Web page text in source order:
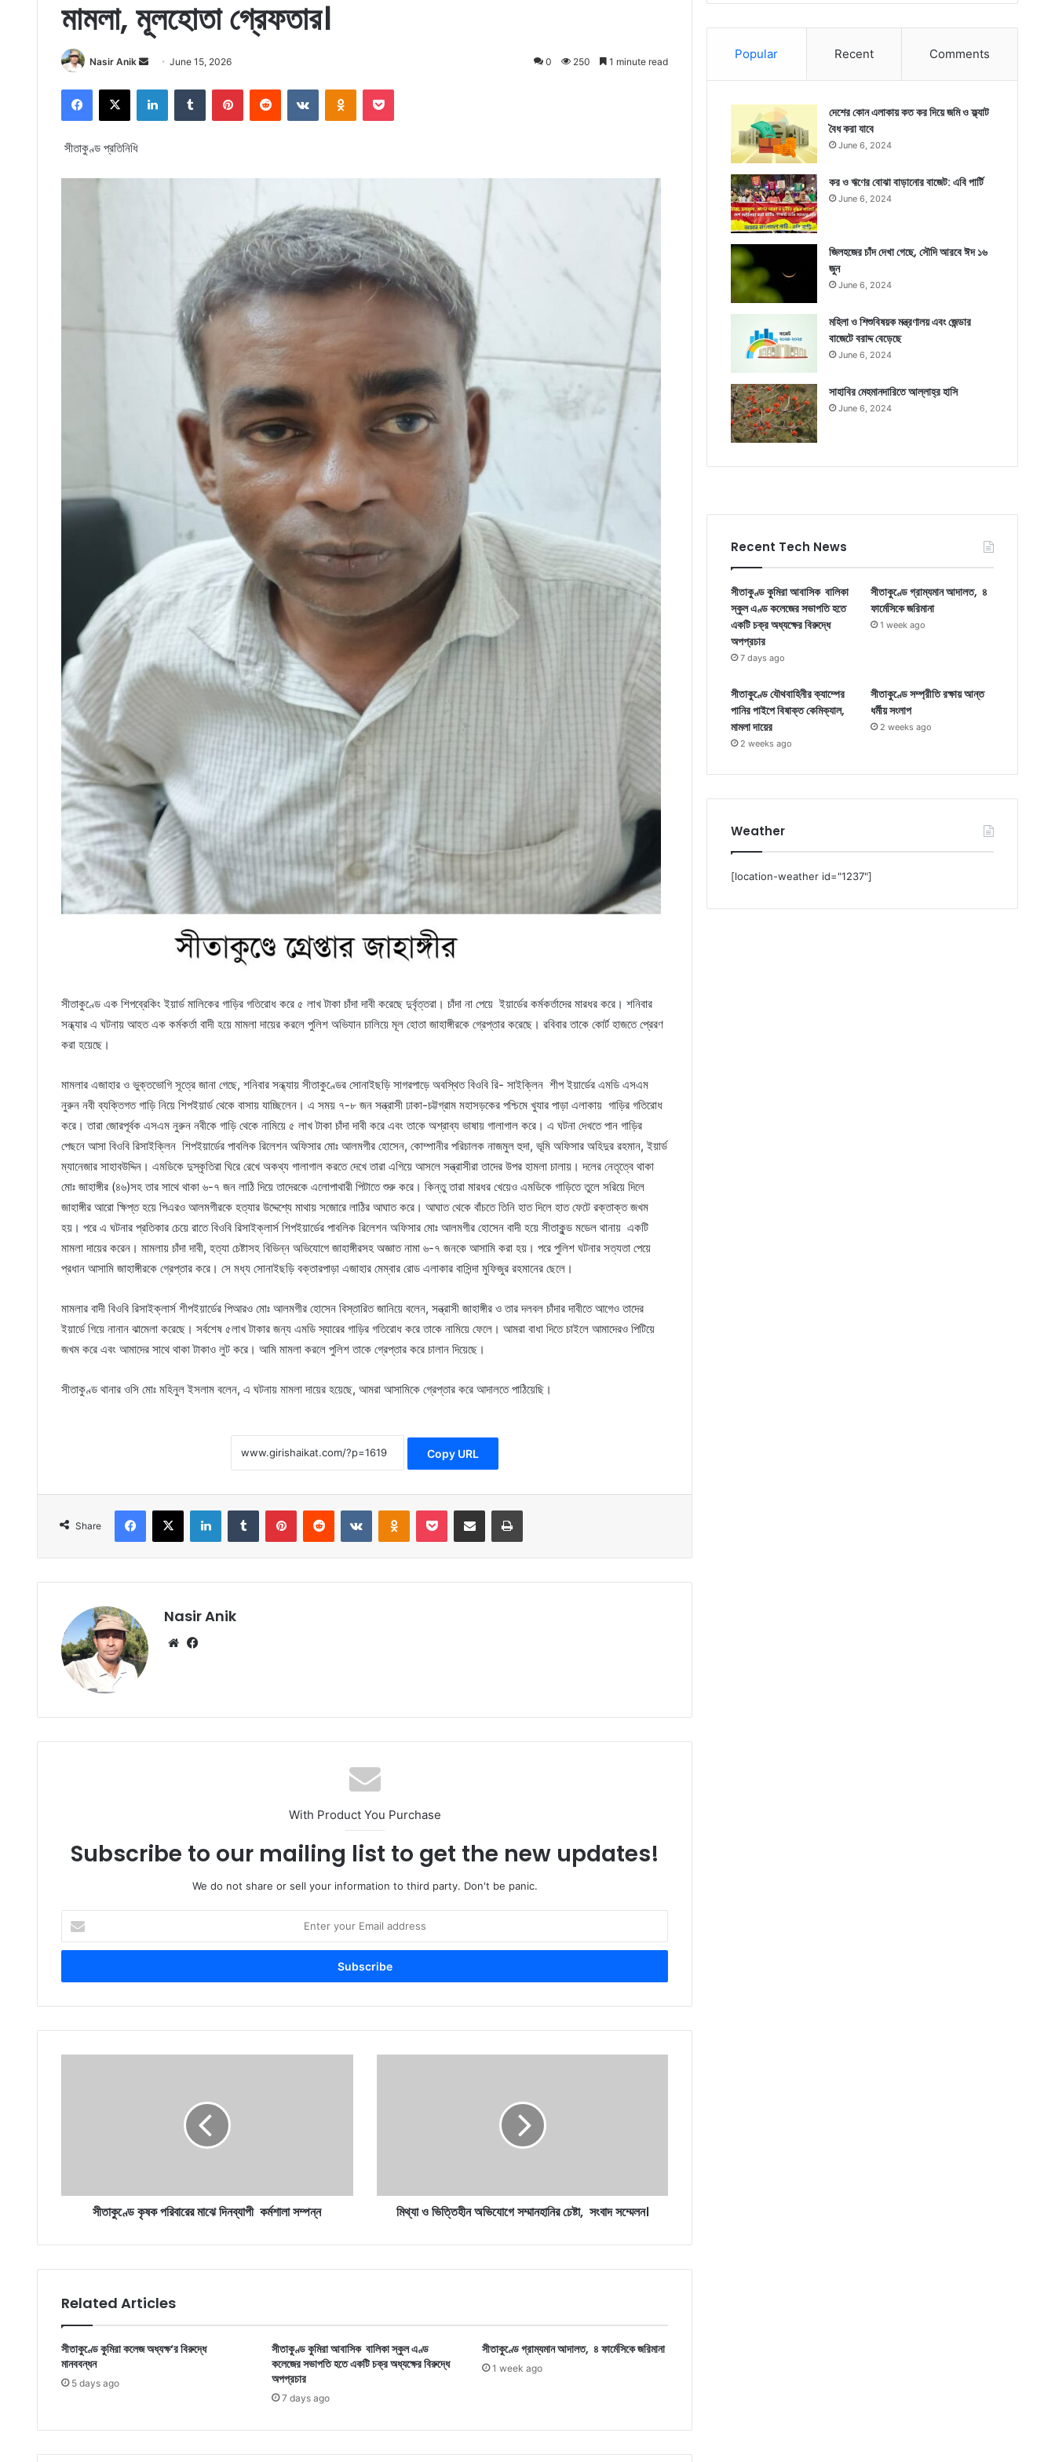
মামলা, মূলহোতা গ্রেফতার।
Nasir Anik
Send
email
June 15, 2026 0 250 1 minute read
Facebook
X LinkedInTumblr PinterestReddit VKontakteOdnoklassniki
Pocket
সীতাকুণ্ড প্রতিনিধি
সীতাকুণ্ডে এক শিপব্রেকিং ইয়ার্ড মালিকের গাড়ির গতিরোধ করে ৫ লাখ টাকা চাঁদা দাবী করেছে দুর্বৃত্তরা। চাঁদা না পেয়ে ইয়ার্ডের কর্মকর্তাদের মারধর করে। শনিবার
সন্ধ্যার এ ঘটনায় আহত এক কর্মকর্তা বাদী হয়ে মামলা দায়ের করলে পুলিশ অভিযান চালিয়ে মূল হোতা জাহাঙ্গীরকে গ্রেপ্তার করেছে। রবিবার তাকে কোর্ট হাজতে প্রেরণ
করা হয়েছে।
মামলার এজাহার ও ভুক্তভোগি সূত্রে জানা গেছে, শনিবার সন্ধ্যায় সীতাকুণ্ডের সোনাইছড়ি সাগরপাড়ে অবস্থিত বিওবি রি- সাইক্লিন শীপ ইয়ার্ডের এমডি এসএম
নুরুন নবী ব্যক্তিগত গাড়ি নিয়ে শিপইয়ার্ড থেকে বাসায় যাচ্ছিলেন। এ সময় ৭-৮ জন সন্ত্রাসী ঢাকা-চট্টগ্রাম মহাসড়কের পশ্চিমে খুযার পাড়া এলাকায় গাড়ির গতিরোধ
করে। তারা জোরপূর্বক এসএম নুরুন নবীকে গাড়ি থেকে নামিয়ে ৫ লাখ টাকা চাঁদা দাবী করে এবং তাকে অশ্রাব্য ভাষায় গালাগাল করে। এ ঘটনা দেখতে পান গাড়ির
পেছনে আসা বিওবি রিসাইক্লিন শিপইয়ার্ডের পাবলিক রিলেশন অফিসার মোঃ আলমগীর হোসেন, কোম্পানীর পরিচালক নাজমুল হুদা, ভূমি অফিসার অহিদুর রহমান, ইয়ার্ড
ম্যানেজার সাহাবউদ্দিন। এমডিকে দুস্কৃতিরা ঘিরে রেখে অকথ্য গালাগাল করতে দেখে তারা এগিয়ে আসলে সন্ত্রাসীরা তাদের উপর হামলা চালায়। দলের নেতৃত্বে থাকা
মোঃ জাহাঙ্গীর (৪৬)সহ তার সাথে থাকা ৬-৭ জন লাঠি দিয়ে তাদেরকে এলোপাথারী পিটাতে শুরু করে। কিন্তু তারা মারধর খেয়েও এমডিকে গাড়িতে তুলে সরিয়ে দিলে
জাহাঙ্গীর আরো ক্ষিপ্ত হয়ে পিএরও আলমগীরকে হত্যার উদ্দেশ্যে মাথায় সজোরে লাঠির আঘাত করে। আঘাত থেকে বাঁচতে তিনি হাত দিলে হাত ফেটে রক্তাক্ত জখম
হয়। পরে এ ঘটনার প্রতিকার চেয়ে রাতে বিওবি রিসাইক্লার্স শিপইয়ার্ডের পাবলিক রিলেশন অফিসার মোঃ আলমগীর হোসেন বাদী হয়ে সীতাকুন্ড মডেল থানায় একটি
মামলা দায়ের করেন। মামলায় চাঁদা দাবী, হত্যা চেষ্টাসহ বিভিন্ন অভিযোগে জাহাঙ্গীরসহ অজ্ঞাত নামা ৬-৭ জনকে আসামি করা হয়। পরে পুলিশ ঘটনার সত্যতা পেয়ে
প্রধান আসামি জাহাঙ্গীরকে গ্রেপ্তার করে। সে মধ্য সোনাইছড়ি বক্তারপাড়া এজাহার মেম্বার রোড এলাকার বাসিন্দা মুফিজুর রহমানের ছেলে।
মামলার বাদী বিওবি রিসাইক্লার্স শীপইয়ার্ডের পিআরও মোঃ আলমগীর হোসেন বিস্তারিত জানিয়ে বলেন, সন্ত্রাসী জাহাঙ্গীর ও তার দলবল চাঁদার দাবীতে আগেও তাদের
ইয়ার্ডে গিয়ে নানান ঝামেলা করেছে। সর্বশেষ ৫লাখ টাকার জন্য এমডি স্যারের গাড়ির গতিরোধ করে তাকে নামিয়ে ফেলে। আমরা বাধা দিতে চাইলে আমাদেরও পিটিয়ে
জখম করে এবং আমাদের সাথে থাকা টাকাও লুট করে। আমি মামলা করলে পুলিশ তাকে গ্রেপ্তার করে চালান দিয়েছে।
সীতাকুণ্ড থানার ওসি মোঃ মহিনুল ইসলাম বলেন, এ ঘটনায় মামলা দায়ের হয়েছে, আমরা আসামিকে গ্রেপ্তার করে আদালতে পাঠিয়েছি।
Copy URL
Share
Facebook
X LinkedInTumblr PinterestReddit VKontakteOdnoklassniki
Pocket Share via Email Print
Nasir Anik
Website
With Product You Purchase
Subscribe to our mailing list to get the new updates!
We do not share or sell your information to third party. Don't be panic.
your
Email
সীতাকুণ্ডে কৃষক পরিবারের মাঝে দিনব্যাপী কর্মশালা সম্পন্ন মিথ্যা ও ভিত্তিহীন অভিযোগে সম্মানহানির চেষ্টা, সংবাদ সম্মেলন।
Related Articles
সীতাকুণ্ডে কুমিরা কলেজ অধ্যক্ষ‘র বিরুদ্ধে
মানববন্ধন
5 days ago
সীতাকুণ্ড কুমিরা আবাসিক বালিকা স্কুল এণ্ড
কলেজের সভাপতি হতে একটি চক্র অধ্যক্ষের বিরুদ্ধে
অপপ্রচার
7 days ago
সীতাকুণ্ডে গ্রাম্যমান আদালত, ৪ ফার্মেসিকে জরিমানা
1 week ago
Popular Recent Comments
দেশের কোন এলাকায় কত কর দিয়ে জমি ও ফ্ল্যাট
বৈধ করা যাবে
June 6, 2024
কর ও ঋণের বোঝা বাড়ানোর বাজেট: এবি পার্টি
June 6, 2024
জিলহজের চাঁদ দেখা গেছে, সৌদি আরবে ঈদ ১৬
জুন
June 6, 2024
মহিলা ও শিশুবিষয়ক মন্ত্রণালয় এবং জেন্ডার
বাজেটে বরাদ্দ বেড়েছে
June 6, 2024
সাহাবির মেহমানদারিতে আল্লাহ্‌র হাসি
June 6, 2024
Recent Tech News
সীতাকুণ্ড কুমিরা আবাসিক বালিকা
স্কুল এণ্ড কলেজের সভাপতি হতে
একটি চক্র অধ্যক্ষের বিরুদ্ধে
অপপ্রচার
7 days ago
সীতাকুণ্ডে গ্রাম্যমান আদালত, ৪
ফার্মেসিকে জরিমানা
1 week ago
সীতাকুণ্ডে যৌথবাহিনীর ক্যাম্পের
পানির পাইপে বিষাক্ত কেমিক্যাল,
মামলা দায়ের
2 weeks ago
সীতাকুণ্ডে সম্প্রীতি রক্ষায় আন্ত
ধর্মীয় সংলাপ
2 weeks ago
Weather
[location-weather id="1237"]